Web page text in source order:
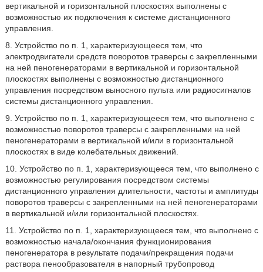
вертикальной и горизонтальной плоскостях выполнены с
возможностью их подключения к системе дистанционного
управления.
8. Устройство по п. 1, характеризующееся тем, что
электродвигатели средств поворотов траверсы с закрепленными
на ней пеногенераторами в вертикальной и горизонтальной
плоскостях выполнены с возможностью дистанционного
управления посредством выносного пульта или радиосигналов
системы дистанционного управления.
9. Устройство по п. 1, характеризующееся тем, что выполнено с
возможностью поворотов траверсы с закрепленными на ней
пеногенераторами в вертикальной и/или в горизонтальной
плоскостях в виде колебательных движений.
10. Устройство по п. 1, характеризующееся тем, что выполнено с
возможностью регулирования посредством системы
дистанционного управления длительности, частоты и амплитуды
поворотов траверсы с закрепленными на ней пеногенераторами
в вертикальной и/или горизонтальной плоскостях.
11. Устройство по п. 1, характеризующееся тем, что выполнено с
возможностью начала/окончания функционирования
пеногенератора в результате подачи/прекращения подачи
раствора пенообразователя в напорный трубопровод